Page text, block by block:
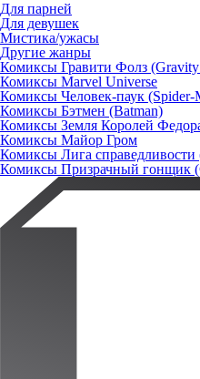
Для парней
Для девушек
Мистика/ужасы
Другие жанры
Комиксы Гравити Фолз
Комиксы Marvel Universe
Комиксы Человек-паук (Spider-
Комиксы Бэтмен (Batman)
Комиксы Земля Королей
Комиксы Майор Гром
Комиксы Лига справедливости
Комиксы Призрачный гонщик